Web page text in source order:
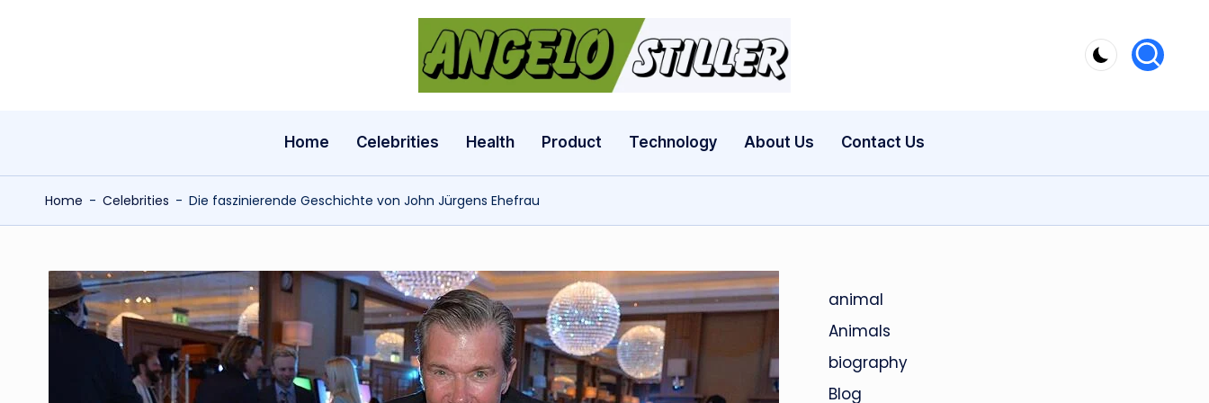
a
e
l
o
s
t
il
Home Celebrities Health Product Technology About Us Contact Us
Home - Celebrities - Die faszinierende Geschichte von John Jürgens Ehefrau
animal
Animals
biography
Blog